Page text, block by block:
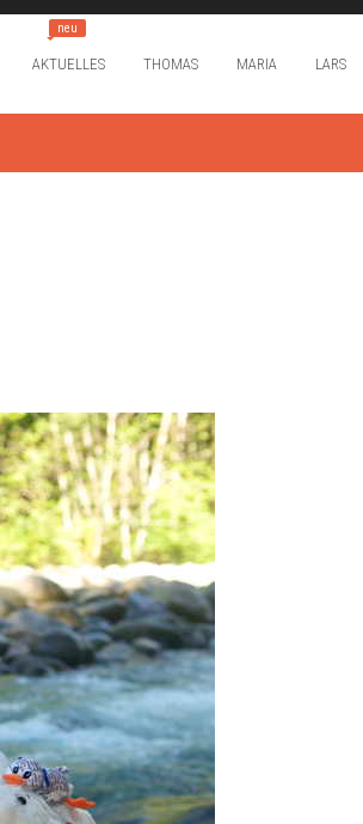
AKTUELLES
neu
THOMAS MARIA LARS